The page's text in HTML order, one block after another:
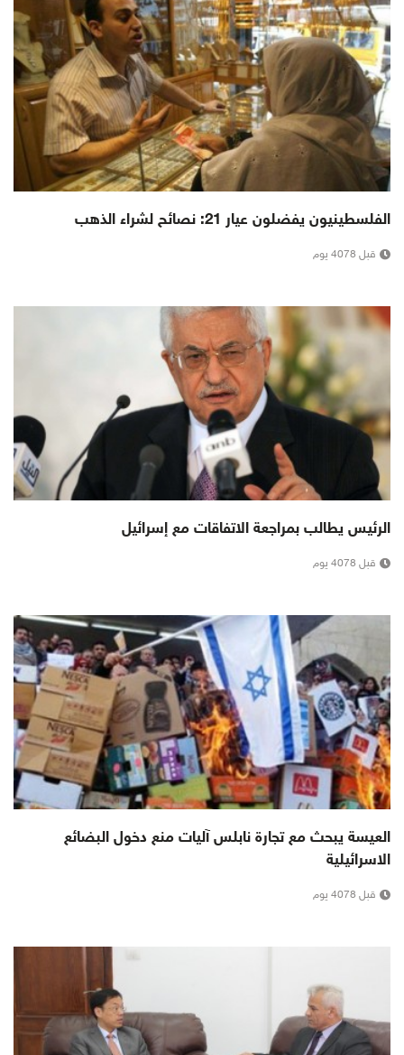
الفلسطينيون يفضلون عيار 21: نصائح لشراء الذهب
قبل 4078 يوم
الرئيس يطالب بمراجعة الاتفاقات مع إسرائيل
قبل 4078 يوم
العيسة يبحث مع تجارة نابلس آليات منع دخول البضائع
الاسرائيلية
قبل 4078 يوم